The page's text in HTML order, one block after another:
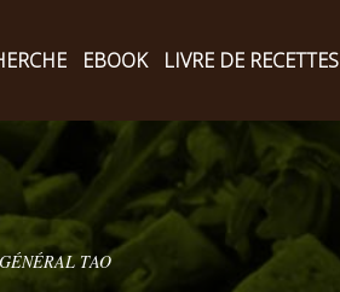
EBOOK LIVRE DE RECETTES
TAO